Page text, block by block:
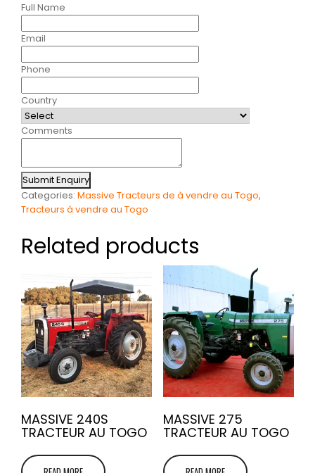
Full Name
Email
Phone
Country
Comments
Submit Enquiry
Categories: Massive Tracteurs de à vendre au Togo,
Tracteurs à vendre au Togo
Related products
MASSIVE 240S
TRACTEUR AU TOGO
MASSIVE 275
TRACTEUR AU TOGO